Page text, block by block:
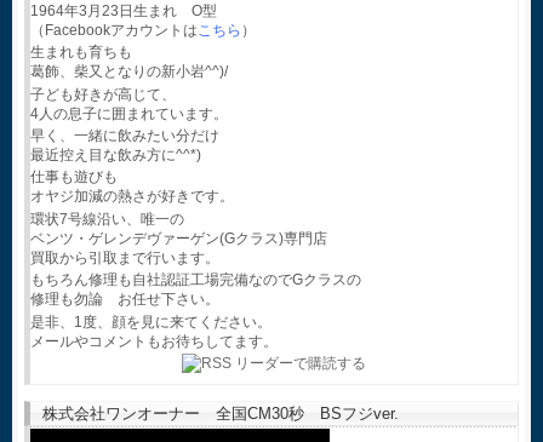
1964年3月23日生まれ O型
（Facebookアカウントはこちら ）
生まれも育ちも
葛飾、柴又となりの新小岩^^)/
子ども好きが高じて、
4人の息子に囲まれています。
早く、一緒に飲みたい分だけ
最近控え目な飲み方に^^*)
仕事も遊びも
オヤジ加減の熱さが好きです。
環状7号線沿い、唯一の
ベンツ・ゲレンデヴァーゲン(Gクラス)専門店
買取から引取まで行います。
もちろん修理も自社認証工場完備なのでGクラスの
修理も勿論 お任せ下さい。
是非、1度、顔を見に来てください。
メールやコメントもお待ちしてます。
株式会社ワンオーナー 全国CM30秒 BSフジver.